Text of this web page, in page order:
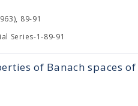
89-91
Series-1-89-91
of Banach spaces